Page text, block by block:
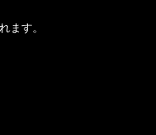
ます。